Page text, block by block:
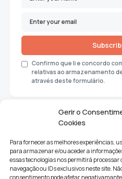
Gerir o
Cookies
Para fornecer as melhores experiências,
para armazenar e/ou aceder a
essas tecnologias nos permitirá processar
navegação ou IDs exclusivos neste site.
consentimento pode afetar
Confirmo que li e concordo
relativas ao armazenamento
através deste formulário.